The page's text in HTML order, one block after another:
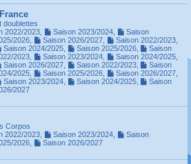
doublettes
2022/2023, Saison 2023/2024,
Saison
2026, Saison 2026/2027, Saison 2022/2023,
Saison 2024/2025, Saison 2025/2026,
Saison
2023, Saison 2023/2024, Saison 2024/2025,
Saison 2026/2027, Saison 2022/2023,
Saison
2025, Saison 2025/2026, Saison 2026/2027,
Saison 2023/2024, Saison 2024/2025,
Saison
2027
Corpos
2022/2023, Saison 2023/2024,
Saison
2026,
Saison 2026/2027